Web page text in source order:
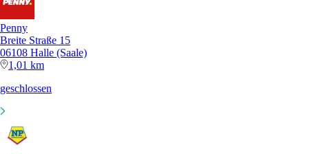
Penny
Breite Straße 15
06108 Halle (Saale)
1,01 km
geschlossen